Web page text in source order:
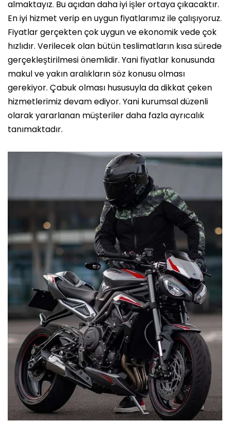
almaktayız. Bu açıdan daha iyi işler ortaya çıkacaktır.
En iyi hizmet verip en uygun fiyatlarımız ile çalışıyoruz.
Fiyatlar gerçekten çok uygun ve ekonomik vede çok
hızlıdır. Verilecek olan bütün teslimatların kısa sürede
gerçekleştirilmesi önemlidir. Yani fiyatlar konusunda
makul ve yakın aralıkların söz konusu olması
gerekiyor. Çabuk olması hususuyla da dikkat çeken
hizmetlerimiz devam ediyor. Yani kurumsal düzenli
olarak yararlanan müşteriler daha fazla ayrıcalık
tanımaktadır.